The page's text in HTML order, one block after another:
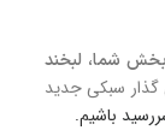
شما، لبخند
گذار سبکی جدید
باشیم.